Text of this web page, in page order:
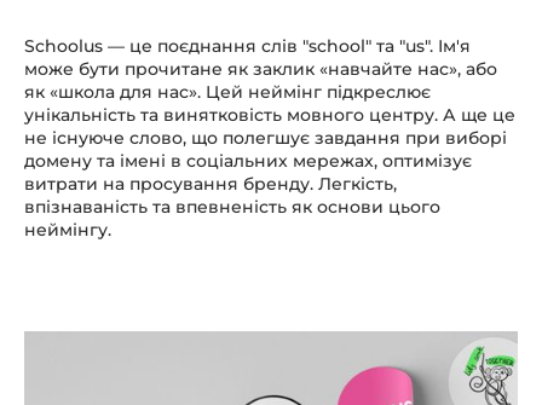
Schoolus — це поєднання слів "school" та "us". Ім'я
може бути прочитане як заклик «навчайте нас», або
як «школа для нас». Цей неймінг підкреслює
унікальність та винятковість мовного центру. А ще це
не існуюче слово, що полегшує завдання при виборі
домену та імені в соціальних мережах, оптимізує
витрати на просування бренду. Легкість,
впізнаваність та впевненість як основи цього
неймінгу.